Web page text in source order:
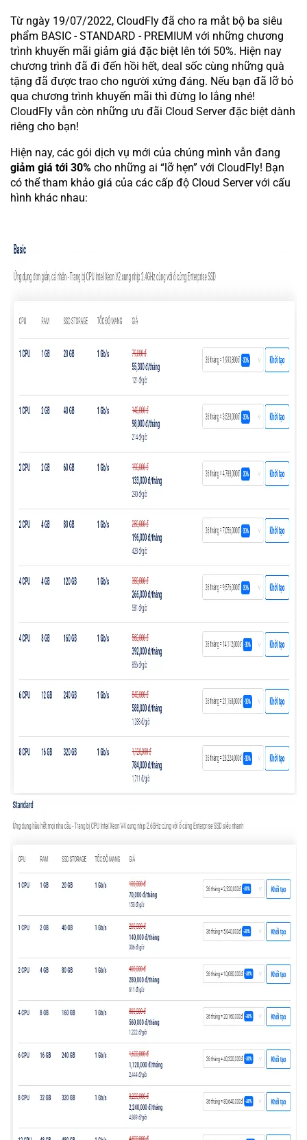
Từ ngày 19/07/2022, CloudFly đã cho ra mắt bộ ba siêu
phẩm BASIC - STANDARD - PREMIUM với những chương
trình khuyến mãi giảm giá đặc biệt lên tới 50%. Hiện nay
chương trình đã đi đến hồi hết, deal sốc cùng những quà
tặng đã được trao cho người xứng đáng. Nếu bạn đã lỡ bỏ
qua chương trình khuyến mãi thì đừng lo lắng nhé!
CloudFly vẫn còn những ưu đãi Cloud Server đặc biệt dành
riêng cho bạn!
Hiện nay, các gói dịch vụ mới của chúng mình vẫn đang
giảm giá tới 30% cho những ai “lỡ hẹn” với CloudFly! Bạn
có thể tham khảo giá của các cấp độ Cloud Server với cấu
hình khác nhau: